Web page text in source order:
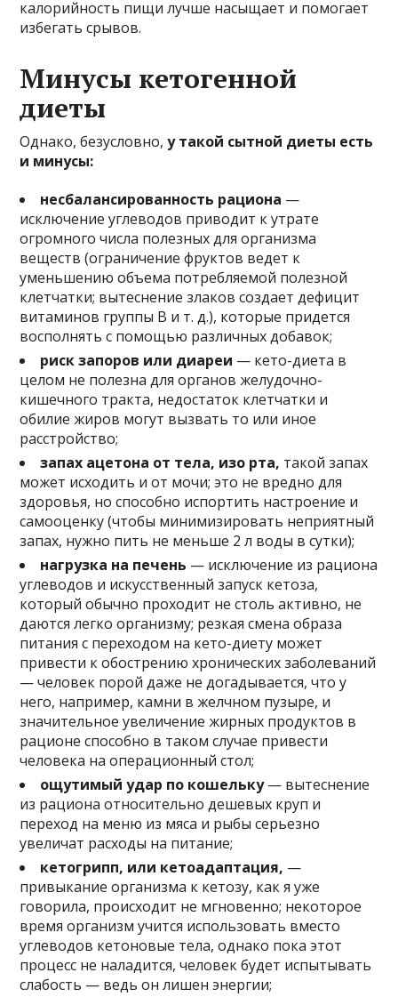
калорийность пищи лучше насыщает и помогает
избегать срывов.
Минусы кетогенной
диеты
Однако, безусловно,у такой сытной диеты есть
и минусы:
несбалансированность рациона —
исключение углеводов приводит к утрате
огромного числа полезных для организма
веществ (ограничение фруктов ведет к
уменьшению объема потребляемой полезной
клетчатки; вытеснение злаков создает дефицит
витаминов группы В и т. д.), которые придется
восполнять с помощью различных добавок;
риск запоров или диареи — кето-диета в
целом не полезна для органов желудочно-
кишечного тракта, недостаток клетчатки и
обилие жиров могут вызвать то или иное
расстройство;
запах ацетона от тела, изо рта, такой запах
может исходить и от мочи; это не вредно для
здоровья, но способно испортить настроение и
самооценку (чтобы минимизировать неприятный
запах, нужно пить не меньше 2 л воды в сутки);
нагрузка на печень — исключение из рациона
углеводов и искусственный запуск кетоза,
который обычно проходит не столь активно, не
даются легко организму; резкая смена образа
питания с переходом на кето-диету может
привести к обострению хронических заболеваний
— человек порой даже не догадывается, что у
него, например, камни в желчном пузыре, и
значительное увеличение жирных продуктов в
рационе способно в таком случае привести
человека на операционный стол;
ощутимый удар по кошельку— вытеснение
из рациона относительно дешевых круп и
переход на меню из мяса и рыбы серьезно
увеличат расходы на питание;
кетогрипп, или кетоадаптация, —
привыкание организма к кетозу, как я уже
говорила, происходит не мгновенно; некоторое
время организм учится использовать вместо
углеводов кетоновые тела, однако пока этот
процесс не наладится, человек будет испытывать
слабость — ведь он лишен энергии;